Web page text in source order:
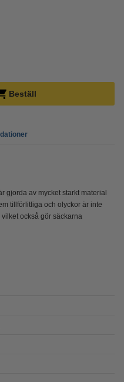
Beställ
gjorda av mycket starkt material
tillförlitliga och olyckor är inte
också gör säckarna